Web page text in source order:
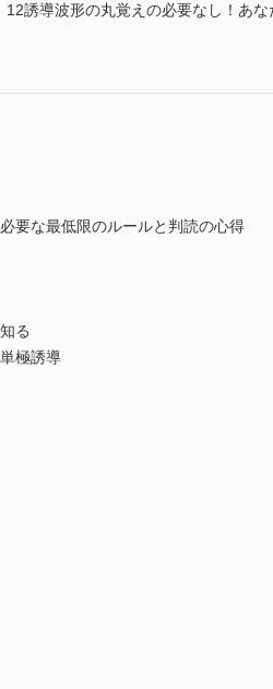
誘導波形の丸覚えの必要なし！あ
な最低限のルールと判読の心得
る
極誘導